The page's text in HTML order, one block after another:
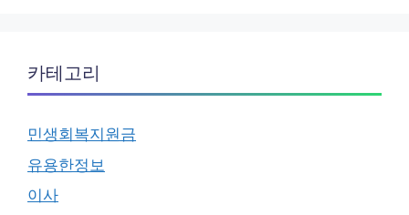
카테고리
민생회복지원금
유용한정보
이사